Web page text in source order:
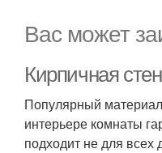
Вас может
Кирпичная
Популярный
интерьере комнаты
подходит не для всех